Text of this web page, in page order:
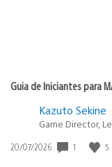
Guia de Iniciantes para
Kazuto Sekine
Game Director,
Data
20/07/2026 1 5